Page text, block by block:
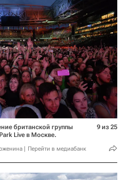
британской группы
Live в Москве.
Перейти в медиабанк
9 из 25